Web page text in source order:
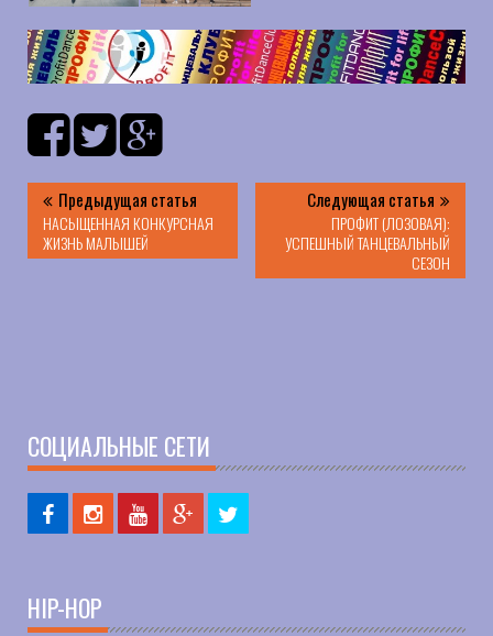
Предыдущая статья
НАСЫЩЕННАЯ КОНКУРСНАЯ
ЖИЗНЬ МАЛЫШЕЙ
Следующая статья
ПРОФИТ (ЛОЗОВАЯ):
УСПЕШНЫЙ ТАНЦЕВАЛЬНЫЙ
СЕЗОН
СОЦИАЛЬНЫЕ СЕТИ
HIP-HOP